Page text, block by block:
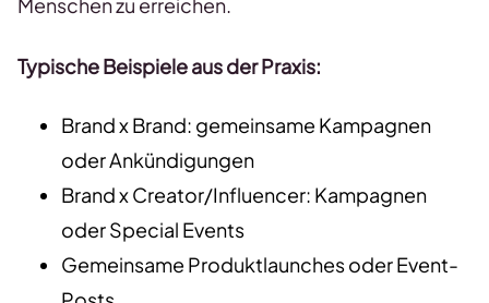
Menschen zu erreichen.
Typische Beispiele aus der Praxis:
Brand x Brand: gemeinsame Kampagnen
oder Ankündigungen
Brand x Creator/Influencer: Kampagnen
oder Special Events
Gemeinsame Produktlaunches oder Event-